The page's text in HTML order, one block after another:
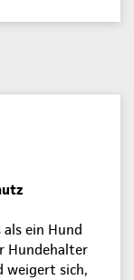
ein Hund
Hundehalter
weigert sich,